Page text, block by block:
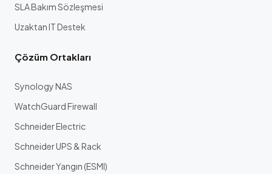
SLA Bakım Sözleşmesi
Uzaktan IT Destek
Çözüm Ortakları
Synology NAS
WatchGuard Firewall
Schneider Electric
Schneider UPS & Rack
Schneider Yangın (ESMI)